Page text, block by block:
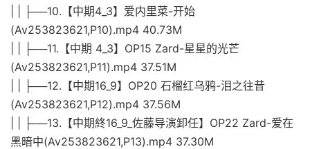
| | ├──10.【中期4_3】爱内里菜-开始
(Av253823621,P10).mp4 40.73M
| | ├──11.【中期 4_3】OP15 Zard-星星的光芒
(Av253823621,P11).mp4 37.51M
| | ├──12.【中期16_9】OP20 石榴红乌鸦-泪之往昔
(Av253823621,P12).mp4 37.56M
| | ├──13.【中期終16_9_佐藤导演卸任】OP22 Zard-爱在
黑暗中(Av253823621,P13).mp4 37.30M